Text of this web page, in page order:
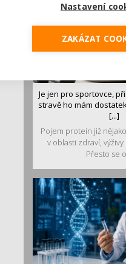
Je jen pro sportovce,
stravě ho mám
[...]
Pojem protein již
v oblasti zdraví,
Přesto se
Nastavení
ZAKÁZAT